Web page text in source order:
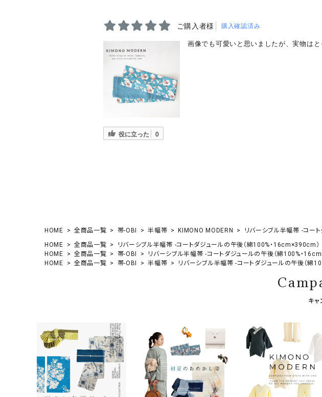
ご購入者様 購入確認済み
画像でも可愛いと思いましたが、実物は
役に立った 0
HOME 全商品一覧 帯-OBI 半幅帯 KIMONO MODERN
リバーシブル半幅帯 -コー
HOME
全商品一覧
リバーシブル半幅帯 -コートダジュールの午後（綿100%・16cm×390cm）
HOME
全商品一覧 帯-OBI
リバーシブル半幅帯 -コートダジュールの午後（綿100%・
HOME
全商品一覧 帯-OBI 半幅帯 リバーシブル半幅帯 -コートダジュールの午後（綿
キャ